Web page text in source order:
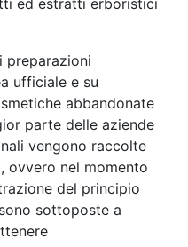
ed estratti erboristici
preparazioni
ufficiale e su
abbandonate
parte delle aziende
vengono raccolte
ovvero nel momento
del principio
sottoposte a